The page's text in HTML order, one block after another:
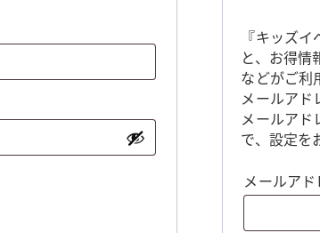
『キッズ
と、お得情
などがご利
メールアド
メールアド
で、設定を
メールアド